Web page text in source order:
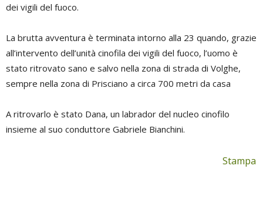
dei vigili del fuoco.
La brutta avventura è terminata intorno alla 23 quando, grazie
all’intervento dell’unità cinofila dei vigili del fuoco, l’uomo è
stato ritrovato sano e salvo nella zona di strada di Volghe,
sempre nella zona di Prisciano a circa 700 metri da casa
A ritrovarlo è stato Dana, un labrador del nucleo cinofilo
insieme al suo conduttore Gabriele Bianchini.
Stampa